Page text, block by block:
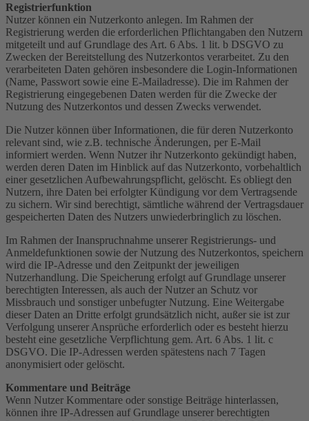
Registrierfunktion
Nutzer können ein Nutzerkonto anlegen. Im Rahmen der
Registrierung werden die erforderlichen Pflichtangaben den Nutzern
mitgeteilt und auf Grundlage des Art. 6 Abs. 1 lit. b DSGVO zu
Zwecken der Bereitstellung des Nutzerkontos verarbeitet. Zu den
verarbeiteten Daten gehören insbesondere die Login-Informationen
(Name, Passwort sowie eine E-Mailadresse). Die im Rahmen der
Registrierung eingegebenen Daten werden für die Zwecke der
Nutzung des Nutzerkontos und dessen Zwecks verwendet.
Die Nutzer können über Informationen, die für deren Nutzerkonto
relevant sind, wie z.B. technische Änderungen, per E-Mail
informiert werden. Wenn Nutzer ihr Nutzerkonto gekündigt haben,
werden deren Daten im Hinblick auf das Nutzerkonto, vorbehaltlich
einer gesetzlichen Aufbewahrungspflicht, gelöscht. Es obliegt den
Nutzern, ihre Daten bei erfolgter Kündigung vor dem Vertragsende
zu sichern. Wir sind berechtigt, sämtliche während der Vertragsdauer
gespeicherten Daten des Nutzers unwiederbringlich zu löschen.
Im Rahmen der Inanspruchnahme unserer Registrierungs- und
Anmeldefunktionen sowie der Nutzung des Nutzerkontos, speichern
wird die IP-Adresse und den Zeitpunkt der jeweiligen
Nutzerhandlung. Die Speicherung erfolgt auf Grundlage unserer
berechtigten Interessen, als auch der Nutzer an Schutz vor
Missbrauch und sonstiger unbefugter Nutzung. Eine Weitergabe
dieser Daten an Dritte erfolgt grundsätzlich nicht, außer sie ist zur
Verfolgung unserer Ansprüche erforderlich oder es besteht hierzu
besteht eine gesetzliche Verpflichtung gem. Art. 6 Abs. 1 lit. c
DSGVO. Die IP-Adressen werden spätestens nach 7 Tagen
anonymisiert oder gelöscht.
Kommentare und Beiträge
Wenn Nutzer Kommentare oder sonstige Beiträge hinterlassen,
können ihre IP-Adressen auf Grundlage unserer berechtigten